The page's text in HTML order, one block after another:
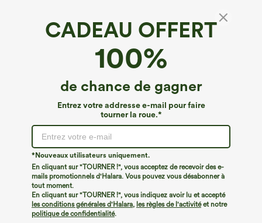
CADEAU OFFERT
100%
de chance de gagner
Entrez votre addresse e-mail pour faire
tourner la roue.*
*Nouveaux utilisateurs uniquement.
En cliquant sur "TOURNER !", vous acceptez de recevoir des e-
mails promotionnels d'Halara. Vous pouvez vous désabonner à
tout moment.
En cliquant sur "TOURNER !", vous indiquez avoir lu et accepté
les conditions générales d'Halara, les règles de l'activitéet notre
politique de confidentialité.
SoftlyZero™*
SoftlyZero™ Leggings de yoga 7/8 taille
haute à ceinture croisée, avec poche et
€31,95 EUR